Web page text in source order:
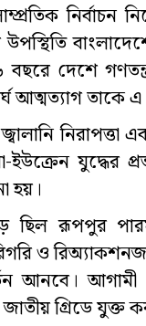
উপস্থিতি
দেশে
আত্মত্যাগ
ইউক্রেন যুদ্ধের
হয়।
রূপপুর
ও
আনবে।
গ্রিডে যুক্ত